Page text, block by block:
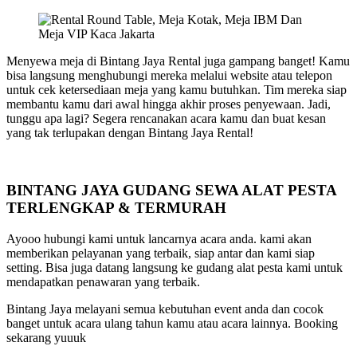
Menyewa meja di Bintang Jaya Rental juga gampang banget! Kamu
bisa langsung menghubungi mereka melalui website atau telepon
untuk cek ketersediaan meja yang kamu butuhkan. Tim mereka siap
membantu kamu dari awal hingga akhir proses penyewaan. Jadi,
tunggu apa lagi? Segera rencanakan acara kamu dan buat kesan
yang tak terlupakan dengan Bintang Jaya Rental!
BINTANG JAYA GUDANG SEWA ALAT PESTA
TERLENGKAP & TERMURAH
Ayooo hubungi kami untuk lancarnya acara anda. kami akan
memberikan pelayanan yang terbaik, siap antar dan kami siap
setting. Bisa juga datang langsung ke gudang alat pesta kami untuk
mendapatkan penawaran yang terbaik.
Bintang Jaya melayani semua kebutuhan event anda dan cocok
banget untuk acara ulang tahun kamu atau acara lainnya. Booking
sekarang yuuuk